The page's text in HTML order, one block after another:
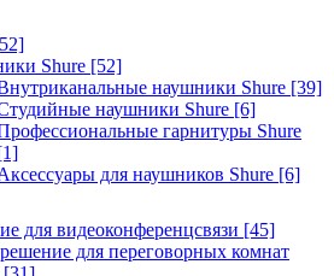
Shure [52]
наушники Shure [39]
наушники Shure [6]
гарнитуры Shure
для наушников Shure [6]
для видеоконференцсвязи [45]
для переговорных комнат